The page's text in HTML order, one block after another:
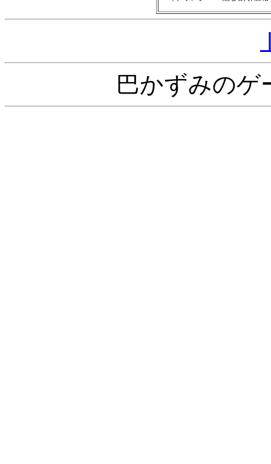
巴かずみのゲ